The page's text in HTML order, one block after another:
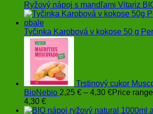
Ryžový nápoj s mandľami Vitariz
Tyčinka Karobová v kokose 50 g
Trstinový cukor
BioNebio 2,25 € – 4,30 €Price
4,30 €